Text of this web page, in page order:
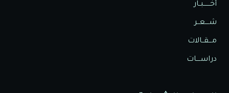
أخــــــبــار
شــــعــر
مـــقــالات
دراســــات